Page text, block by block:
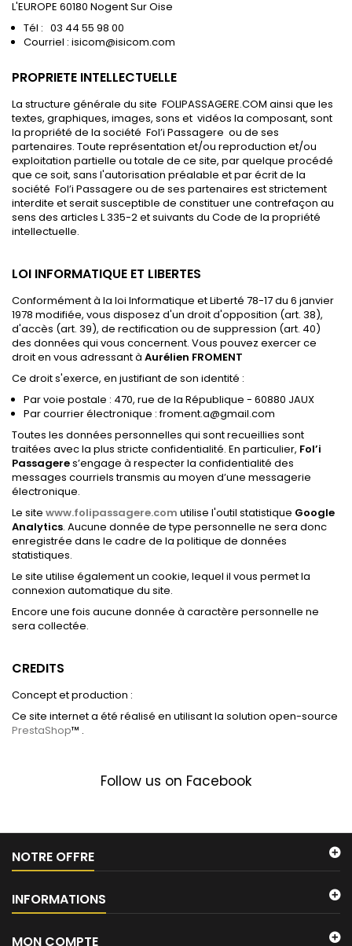
L'EUROPE 60180 Nogent Sur Oise
Tél : 03 44 55 98 00
Courriel : isicom@isicom.com
PROPRIETE INTELLECTUELLE
La structure générale du site FOLIPASSAGERE.COM ainsi que les
textes, graphiques, images, sons et vidéos la composant, sont
la propriété de la société Fol’i Passagere ou de ses
partenaires. Toute représentation et/ou reproduction et/ou
exploitation partielle ou totale de ce site, par quelque procédé
que ce soit, sans l'autorisation préalable et par écrit de la
société Fol’i Passagere ou de ses partenaires est strictement
interdite et serait susceptible de constituer une contrefaçon au
sens des articles L 335-2 et suivants du Code de la propriété
intellectuelle.
LOI INFORMATIQUE ET LIBERTES
Conformément à la loi Informatique et Liberté 78-17 du 6 janvier
1978 modifiée, vous disposez d'un droit d'opposition (art. 38),
d'accès (art. 39), de rectification ou de suppression (art. 40)
des données qui vous concernent. Vous pouvez exercer ce
droit en vous adressant à Aurélien FROMENT
Ce droit s'exerce, en justifiant de son identité :
Par voie postale : 470, rue de la République - 60880 JAUX
Par courrier électronique : froment.a@gmail.com
Toutes les données personnelles qui sont recueillies sont
traitées avec la plus stricte confidentialité. En particulier, Fol’i
Passageres’engage à respecter la confidentialité des
messages courriels transmis au moyen d’une messagerie
électronique.
Le site www.folipassagere.com utilise l'outil statistique Google
Analytics. Aucune donnée de type personnelle ne sera donc
enregistrée dans le cadre de la politique de données
statistiques.
Le site utilise également un cookie, lequel il vous permet la
connexion automatique du site.
Encore une fois aucune donnée à caractère personnelle ne
sera collectée.
CREDITS
Concept et production :
Ce site internet a été réalisé en utilisant la solution open-source
PrestaShop™ .
Follow us on Facebook
NOTRE OFFRE
INFORMATIONS
MON COMPTE